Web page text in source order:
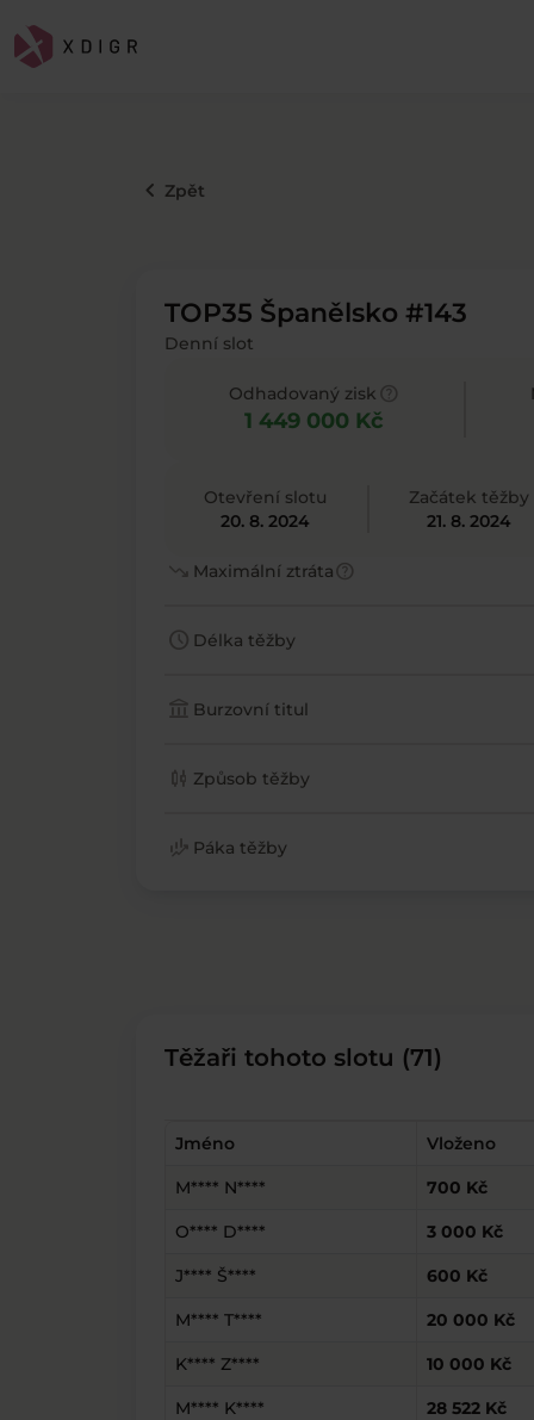
keyboard_arrow_left Zpět
TOP35 Španělsko #143
Denní slot
Odhadovaný zisk
1 449 000 Kč
Otevření slotu
20. 8. 2024
Začátek těžby
21. 8. 2024
trending_down Maximální ztrátahelp
schedule Délka těžby
account_balance Burzovní titul
candlestick_chart Způsob těžby
finance_mode Páka těžby
Těžaři tohoto slotu (71)
Jméno Vloženo
M**** N**** 700 Kč
O**** D**** 3 000 Kč
J**** Š**** 600 Kč
M**** T**** 20 000 Kč
K**** Z**** 10 000 Kč
M**** K**** 28 522 Kč